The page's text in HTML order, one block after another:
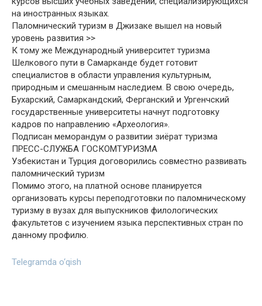
на иностранных языках.
Паломнический туризм в Джизаке вышел на новый
уровень развития >>
К тому же Международный университет туризма
Шелкового пути в Самарканде будет готовит
специалистов в области управления культурным,
природным и смешанным наследием. В свою очередь,
Бухарский, Самаркандский, Ферганский и Ургенчский
государственные университеты начнут подготовку
кадров по направлению «Археология».
Подписан меморандум о развитии зиёрат туризма
ПРЕСС-СЛУЖБА ГОСКОМТУРИЗМА
Узбекистан и Турция договорились совместно развивать
паломнический туризм
Помимо этого, на платной основе планируется
организовать курсы переподготовки по паломническому
туризму в вузах для выпускников филологических
факультетов с изучением языка перспективных стран по
данному профилю.
Telegramda o‘qish